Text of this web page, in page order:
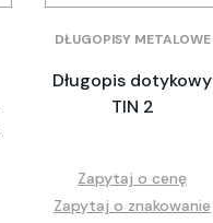
DŁUGOPISY METALOWE
Długopis dotykowy
TIN 2
Zapytaj o cenę
Zapytaj o znakowanie